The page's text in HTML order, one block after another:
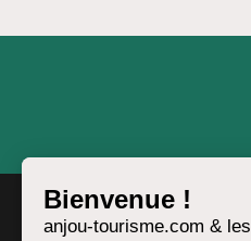
Bienvenue !
anjou-tourisme.com & les